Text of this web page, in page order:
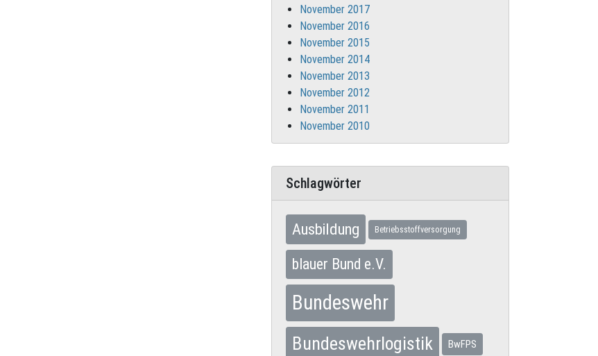
November 2017
November 2016
November 2015
November 2014
November 2013
November 2012
November 2011
November 2010
Schlagwörter
Ausbildung Betriebsstoffversorgung
blauer Bund e.V.
Bundeswehr
Bundeswehrlogistik BwFPS